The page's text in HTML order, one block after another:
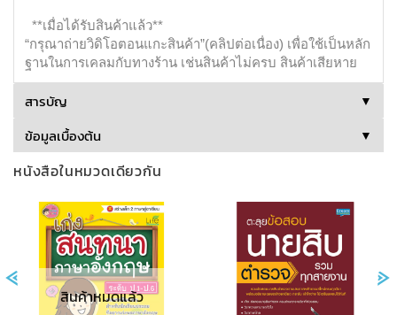
**เมื่อได้รับสินค้าแล้ว**
“กรุณาถ่ายวิดิโอตอนแกะสินค้า”(คลิปต่อเนื่อง) เพื่อใช้เป็นหลัก
ฐานในการเคลมกับทางร้าน เช่นสินค้าไม่ครบ สินค้าเสียหาย
สารบัญ ▼
ข้อมูลเบื้องต้น ▼
สินค้าหมดแล้ว